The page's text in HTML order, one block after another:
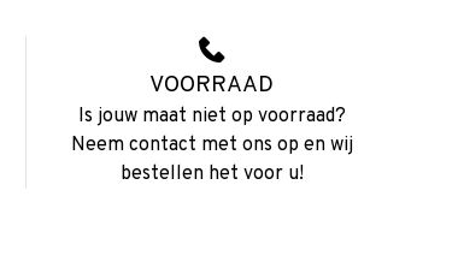
VOORRAAD
Is jouw maat niet op voorraad?
Neem contact met ons op en wij
bestellen het voor u!